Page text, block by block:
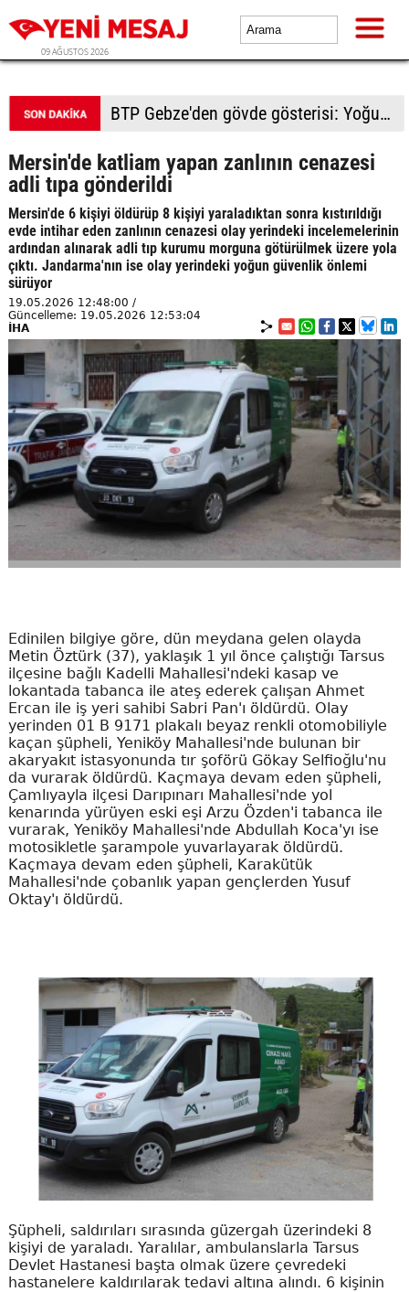
09 AĞUSTOS 2026
BTP Kocaeli'den Darıca çıkarması: Esnaf ve derneklerden yoğun ilgi
Mersin'de katliam yapan zanlının cenazesi
adli tıpa gönderildi
Mersin'de 6 kişiyi öldürüp 8 kişiyi yaraladıktan sonra kıstırıldığı
evde intihar eden zanlının cenazesi olay yerindeki incelemelerinin
ardından alınarak adli tıp kurumu morguna götürülmek üzere yola
çıktı. Jandarma'nın ise olay yerindeki yoğun güvenlik önlemi
sürüyor
19.05.2026 12:48:00 /
Güncelleme: 19.05.2026 12:53:04
İHA
Edinilen bilgiye göre, dün meydana gelen olayda
Metin Öztürk (37), yaklaşık 1 yıl önce çalıştığı Tarsus
ilçesine bağlı Kadelli Mahallesi'ndeki kasap ve
lokantada tabanca ile ateş ederek çalışan Ahmet
Ercan ile iş yeri sahibi Sabri Pan'ı öldürdü. Olay
yerinden 01 B 9171 plakalı beyaz renkli otomobiliyle
kaçan şüpheli, Yeniköy Mahallesi'nde bulunan bir
akaryakıt istasyonunda tır şoförü Gökay Selfioğlu'nu
da vurarak öldürdü. Kaçmaya devam eden şüpheli,
Çamlıyayla ilçesi Darıpınarı Mahallesi'nde yol
kenarında yürüyen eski eşi Arzu Özden'i tabanca ile
vurarak, Yeniköy Mahallesi'nde Abdullah Koca'yı ise
motosikletle şarampole yuvarlayarak öldürdü.
Kaçmaya devam eden şüpheli, Karakütük
Mahallesi'nde çobanlık yapan gençlerden Yusuf
Oktay'ı öldürdü.
Şüpheli, saldırıları sırasında güzergah üzerindeki 8
kişiyi de yaraladı. Yaralılar, ambulanslarla Tarsus
Devlet Hastanesi başta olmak üzere çevredeki
hastanelere kaldırılarak tedavi altına alındı. 6 kişinin